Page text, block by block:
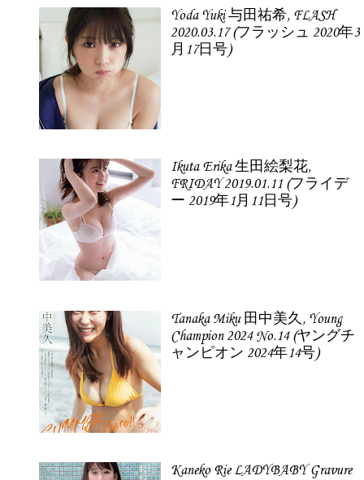
Yoda Yuki 与田祐希, FLASH
2020.03.17 (フラッシュ 2020年3
月17日号)
Ikuta Erika 生田絵梨花,
FRIDAY 2019.01.11 (フライデ
ー 2019年1月11日号)
Tanaka Miku 田中美久, Young
Champion 2024 No.14 (ヤングチ
ャンピオン 2024年14号)
Kaneko Rie LADYBABY Gravure